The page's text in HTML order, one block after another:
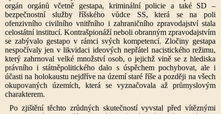
orgán orgánů včetně gestapa, kriminální policie a také SD –
bezpečnostní služby říšského vůdce SS, která se na poli
ofenzivního civilního vnitřního i zahraničního zpravodajství stala
celostátní institucí. Kontrašpionáží neboli obranným zpravodajstvím
se zabývalo gestapo v rámci svých kompetencí. Zločiny gestapa
nespočívaly jen v likvidaci ideových nepřátel nacistického režimu,
který zahrnoval velké množství osob, o jejichž vině se z hlediska
právního i státněpolitického dalo s úspěchem pochybovat, ale i
účasti na holokaustu nejdříve na území staré říše a později na všech
okupovaných územích, která se vyznačovala až průmyslovým
charakterem.
Po zjištění těchto zrůdných skutečností vyvstal před vítěznými